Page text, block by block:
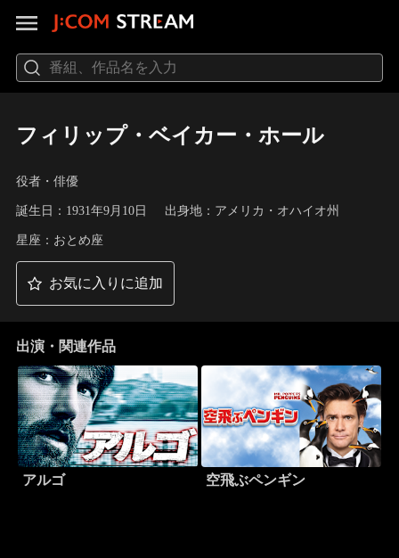
フィリップ・ベイカー・ホール
役者・俳優
誕生日：1931年9月10日 出身地：アメリカ・オハイオ州
星座：おとめ座
お気に入りに追加
出演・関連作品
アルゴ 空飛ぶペンギン